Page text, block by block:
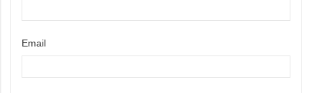
Email